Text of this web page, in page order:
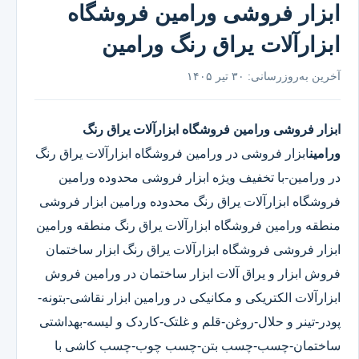
ابزار فروشی ورامین فروشگاه
ابزارآلات یراق رنگ ورامین
آخرین به‌روزرسانی: ۳۰ تیر ۱۴۰۵
ابزار فروشی ورامین فروشگاه ابزارآلات یراق رنگ
ورامینابزار فروشی در ورامین فروشگاه ابزارآلات یراق رنگ
در ورامین-با تخفیف ویژه ابزار فروشی محدوده ورامین
فروشگاه ابزارآلات یراق رنگ محدوده ورامین ابزار فروشی
منطقه ورامین فروشگاه ابزارآلات یراق رنگ منطقه ورامین
ابزار فروشی فروشگاه ابزارآلات یراق رنگ ابزار ساختمان
فروش ابزار و یراق آلات ابزار ساختمان در ورامین فروش
ابزارآلات الکتریکی و مکانیکی در ورامین ابزار نقاشی-بتونه-
پودر-تینر و حلال-روغن-قلم و غلتک-کاردک و لیسه-بهداشتی
ساختمان-چسب-چسب بتن-چسب چوب-چسب کاشی با